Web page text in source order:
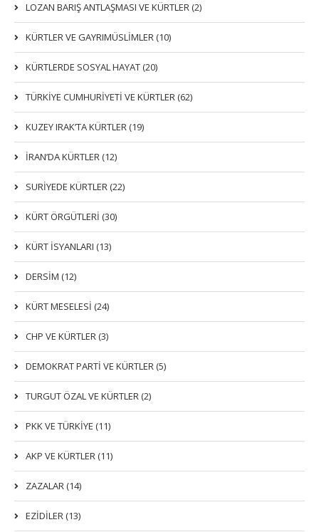
LOZAN BARIŞ ANTLAŞMASI VE KÜRTLER (2)
KÜRTLER VE GAYRIMÜSLIMLER (10)
KÜRTLERDE SOSYAL HAYAT (20)
TÜRKİYE CUMHURİYETİ VE KÜRTLER (62)
KUZEY IRAK’TA KÜRTLER (19)
İRAN’DA KÜRTLER (12)
SURİYEDE KÜRTLER (22)
KÜRT ÖRGÜTLERİ (30)
KÜRT İSYANLARI (13)
DERSIM (12)
KÜRT MESELESİ (24)
CHP VE KÜRTLER (3)
DEMOKRAT PARTI VE KÜRTLER (5)
TURGUT ÖZAL VE KÜRTLER (2)
PKK VE TÜRKIYE (11)
AKP VE KÜRTLER (11)
ZAZALAR (14)
EZIDILER (13)